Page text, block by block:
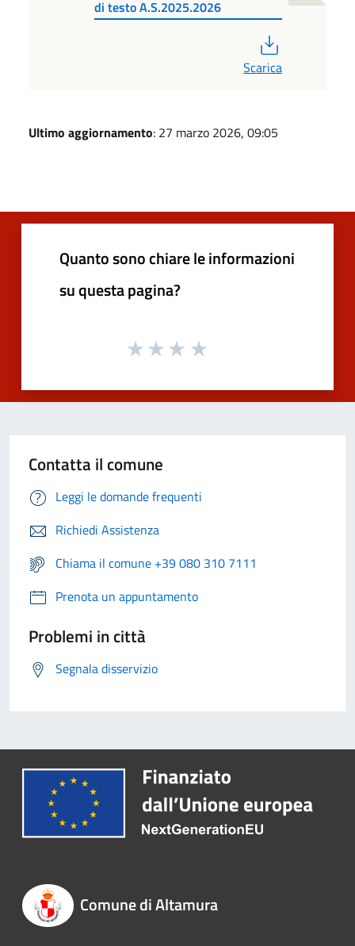
di testo A.S.2025.2026
Scarica
Ultimo aggiornamento: 27 marzo 2026, 09:05
Quanto sono chiare le informazioni
su questa pagina?
Contatta il comune
Leggi le domande frequenti
Richiedi Assistenza
Chiama il comune +39 080 310 7111
Prenota un appuntamento
Problemi in città
Segnala disservizio
Comune di Altamura